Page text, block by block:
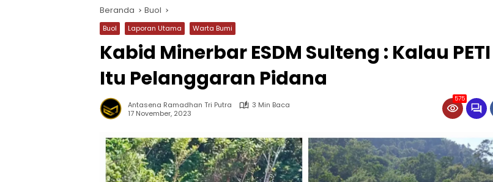
Beranda Buol
Buol Laporan Utama Warta Bumi
Kabid Minerbar ESDM Sulteng : Kalau PETI
Itu Pelanggaran Pidana
Antasena Ramadhan Tri Putra
3 Min Baca
17 November, 2023
575